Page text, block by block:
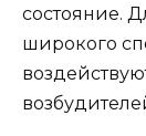
состояние.
широкого